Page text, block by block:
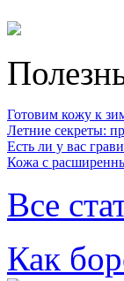
Готовим кожу к
Летние секреты:
Есть ли у вас
Кожа с
Все
Как